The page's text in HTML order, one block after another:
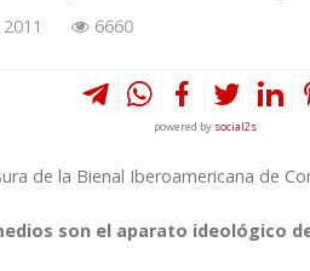
6660
powered by social2s
de la Bienal Iberoamericana de
son el aparato ideológico